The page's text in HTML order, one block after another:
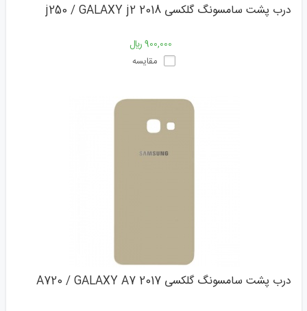
درب پشت سامسونگ گلکسی j250 / GALAXY j2 2018
900,000 ﷼
مقایسه
درب پشت سامسونگ گلکسی A720 / GALAXY A7 2017